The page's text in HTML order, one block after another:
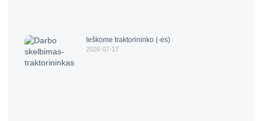
Ieškome traktorininko (-ės)
2026-07-17